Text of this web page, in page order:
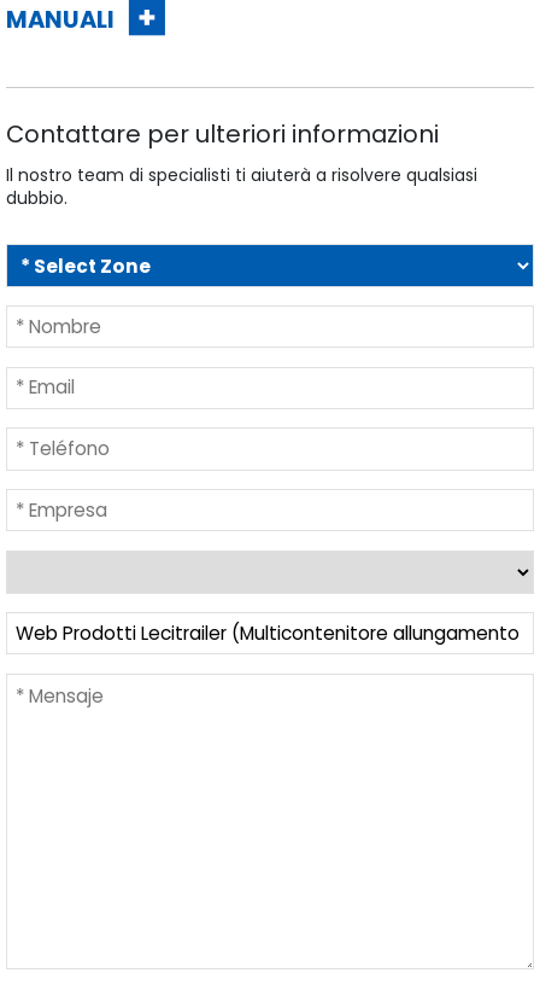
MANUALI
Contattare per ulteriori informazioni
Il nostro team di specialisti ti aiuterà a risolvere qualsiasi
dubbio.